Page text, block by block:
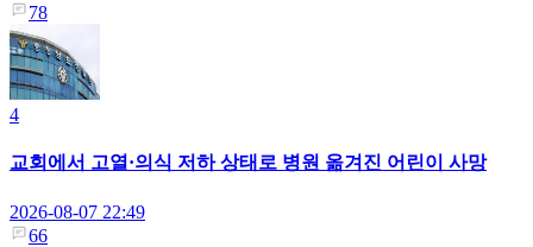
78
4
교회에서 고열·의식 저하 상태로 병원 옮겨진 어린이 사망
2026-08-07 22:49
66